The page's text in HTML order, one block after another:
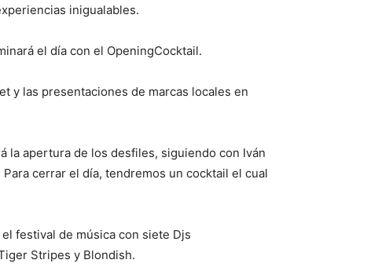
inigualables.
el día con el OpeningCocktail.
y las presentaciones de marcas locales en
la apertura de los desfiles, siguiendo con Iván
cerrar el día, tendremos un cocktail el cual
festival de música con siete Djs
Stripes y Blondish.